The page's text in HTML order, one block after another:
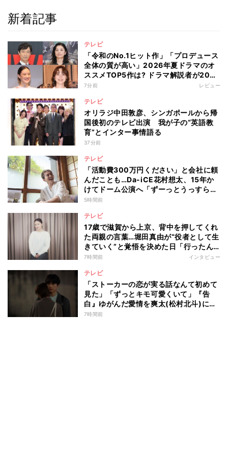
新着記事
テレビ
「令和のNo.1ヒット作」「プロデュース
全体の質が高い」2026年夏ドラマのオ
ススメTOP5作は? ドラマ解説者が20作
の傾向を“視聴率無視”で徹底分析
7分前 レビュー
テレビ
オリラジ中田敦彦、シンガポールから帰
国後初のテレビ出演 我が子の“英語教
育”とインター事情語る
37分前
テレビ
「活動費300万円ください」と会社に頼
んだことも…Da-iCE花村想太、15年か
けてドーム公演へ「ずーっとうっすらや
けど右肩上がり続けられていた」
5時間前
テレビ
17歳で滋賀から上京、背中を押してくれ
た両親の言葉…堀田真由が“役者として生
きていく”と覚悟を決めた日「行ったん
やったら、もう帰られへんな」
7時間前 インタビュー
テレビ
「ストーカーの恋が実る話なんて初めて
見た」「ずっとキモ可愛くいて」『告
白』ゆがんだ愛情を爽太(松村北斗)に向
ける視聴者の声
7時間前